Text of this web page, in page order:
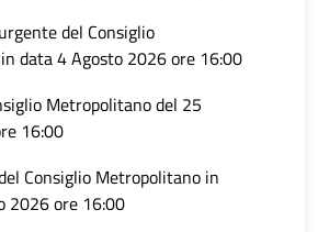
del Consiglio
data 4 Agosto 2026 ore 16:00
Metropolitano del 25
16:00
Consiglio Metropolitano in
2026 ore 16:00